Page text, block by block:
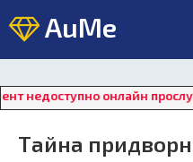
AuMe
онлайн прослушивание.
Тайна